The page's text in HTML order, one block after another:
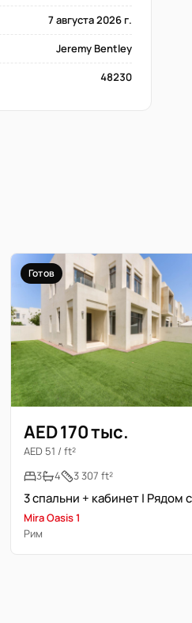
7 августа 2026 г.
Jeremy Bentley
48230
Готов
AED 170 тыс.
AED 51 / ft²
3
4 3 307 ft²
Mira Oasis 1
Рим